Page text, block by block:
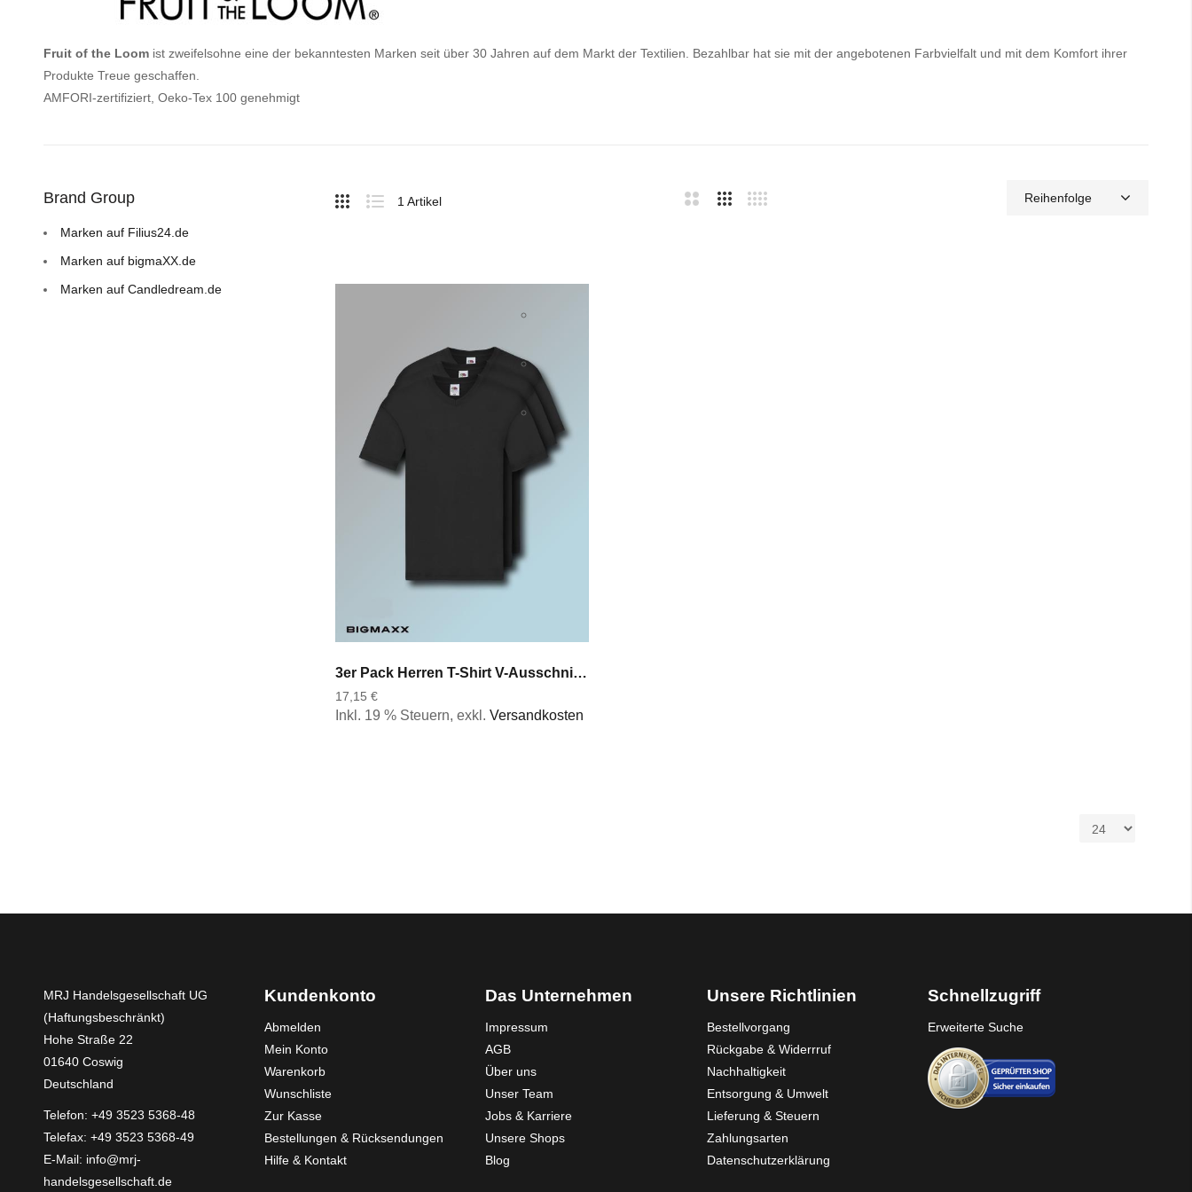
Fruit of the Loomist zweifelsohne eine der bekanntesten Marken seit über 30 Jahren auf dem Markt der Textilien. Bezahlbar hat sie mit der angebotenen Farbvielfalt und mit dem Komfort ihrer
Produkte Treue geschaffen.
AMFORI-zertifiziert, Oeko-Tex 100 genehmigt
Sidebar
1 Artikel
3er Pack Herren T-Shirt V-Ausschnitt Fruit of the Loom V-Neck Basicshirt 4farben
17,15 €
Inkl. 19 % Steuern,exkl.Versandkosten
Brand Group
Marken auf Filius24.de
Marken auf bigmaXX.de
Marken auf Candledream.de
MRJ Handelsgesellschaft UG
(Haftungsbeschränkt)
Hohe Straße 22
01640 Coswig
Deutschland
Telefon: +49 3523 5368-48
Telefax: +49 3523 5368-49
E-Mail: info@mrj-
handelsgesellschaft.de
Kundenkonto
Abmelden
Mein Konto
Warenkorb
Wunschliste
Zur Kasse
Bestellungen & Rücksendungen
Hilfe & Kontakt
Das Unternehmen
Impressum
AGB
Über uns
Unser Team
Jobs & Karriere
Unsere Shops
Blog
Unsere Richtlinien
Bestellvorgang
Rückgabe & Widerrruf
Nachhaltigkeit
Entsorgung & Umwelt
Lieferung & Steuern
Zahlungsarten
Datenschutzerklärung
Schnellzugriff
Erweiterte Suche